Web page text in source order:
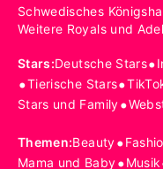
Schwedisches
Weitere Royals und Adel
Stars:Deutsche Stars•
•Tierische Stars•
Stars und Family•
Themen:Beauty•
Mama und Baby•Musik